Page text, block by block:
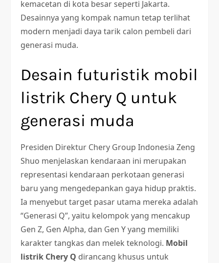
kemacetan di kota besar seperti Jakarta.
Desainnya yang kompak namun tetap terlihat
modern menjadi daya tarik calon pembeli dari
generasi muda.
Desain futuristik mobil
listrik Chery Q untuk
generasi muda
Presiden Direktur Chery Group Indonesia Zeng
Shuo menjelaskan kendaraan ini merupakan
representasi kendaraan perkotaan generasi
baru yang mengedepankan gaya hidup praktis.
Ia menyebut target pasar utama mereka adalah
“Generasi Q”, yaitu kelompok yang mencakup
Gen Z, Gen Alpha, dan Gen Y yang memiliki
karakter tangkas dan melek teknologi. Mobil
listrik Chery Q dirancang khusus untuk